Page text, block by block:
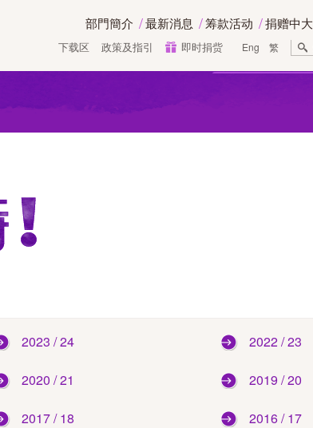
部門簡介 最新消息 筹款活动 捐赠中大
下载区 政策及指引 即时捐赀 Eng 繁
2023 / 24 2022 / 23
2020 / 21 2019 / 20
2017 / 18 2016 / 17